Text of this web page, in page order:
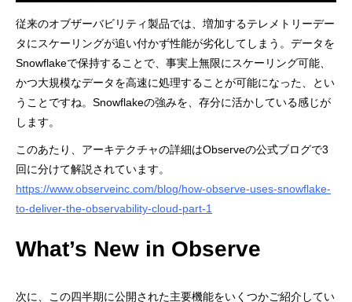
従来のオブザーバビリティ製品では、増加するテレメトリーデー
タにスケーリングが追い付かず性能が劣化してしまう。データを
Snowflakeで保持することで、事実上無限にスケーリング可能、
かつ大規模なデータを高速に処理することが可能になった、とい
うことですね。Snowflakeの強みを、存分に活かしている感じが
します。
このあたり、アーキテクチャの詳細はObserveの公式ブログで3
回に分けて解説されています。
https://www.observeinc.com/blog/how-observe-uses-snowflake-
to-deliver-the-observability-cloud-part-1
What’s New in Observe
次に、この四半期に公開された主要機能をいくつかご紹介してい